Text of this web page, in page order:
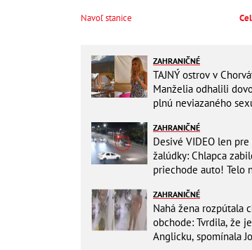
Navoľ stanice
ZAHRANIČNÉ
TAJNÝ ostrov v
Manželia odhalili
plnú neviazaného
ZAHRANIČNÉ
Desivé VIDEO len
žalúdky: Chlapca
priechode auto! Telo
ZAHRANIČNÉ
Nahá žena rozpútala
obchode: Tvrdila, že
Anglicku, spomínala